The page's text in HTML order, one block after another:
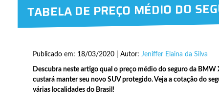
TABELA DE PREÇO MÉDIO DO
Publicado em: 18/03/2020 | Autor:Jeniffer Elaina da Silva
Descubra neste artigo qual o preço médio do seguro da
custará manter seu novo SUV protegido. Veja a cotação do
várias localidades do Brasil!